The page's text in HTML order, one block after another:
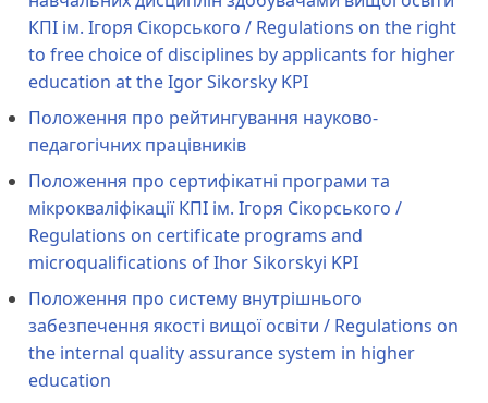
КПІ ім. Ігоря Сікорського / Regulations on the right
to free choice of disciplines by applicants for higher
education at the Igor Sikorsky KPI
Положення про рейтингування науково-
педагогічних працівників
Положення про сертифікатні програми та
мікрокваліфікації КПІ ім. Ігоря Сікорського /
Regulations on certificate programs and
microqualifications of Ihor Sikorskyi KPI
Положення про систему внутрішнього
забезпечення якості вищої освіти / Regulations on
the internal quality assurance system in higher
education